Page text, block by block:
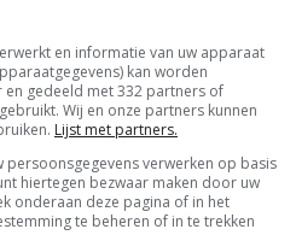
in je mailbox
en informatie van uw apparaat
kan worden
gedeeld met 332 partners of
Wij en onze partners kunnen
Lijst met partners.
persoonsgegevens verwerken op basis
hiertegen bezwaar maken door uw
onderaan deze pagina of in het
te beheren of in te trekken